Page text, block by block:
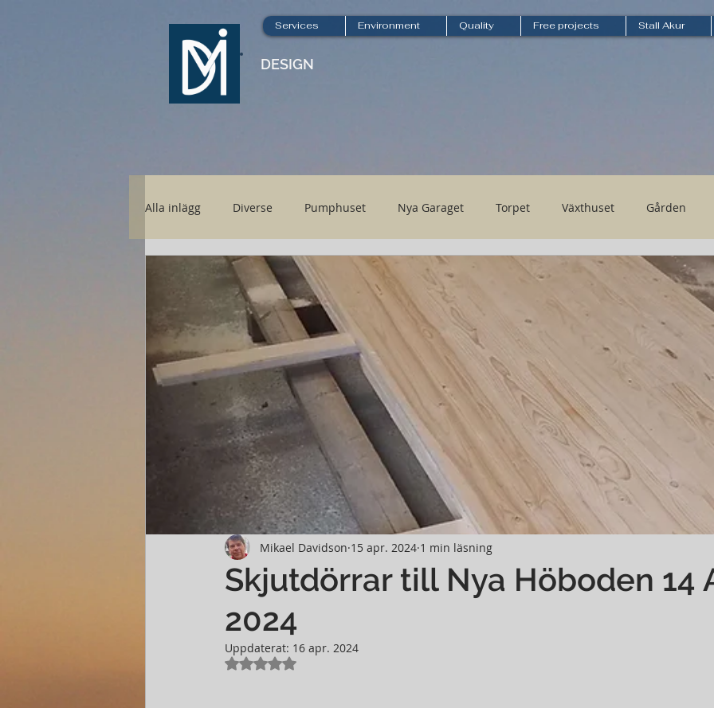
Services Environment Quality Free projects Stall Akur
DESIGN
Alla inlägg Diverse Pumphuset Nya Garaget Torpet Växthuset Gården
Nya Höboden Hönsgård
Skjutdörrar till Nya Höboden 14
2024
Mikael Davidson 15 apr. 2024 1 min läsning
Uppdaterat: 16 apr. 2024
Betygsatt till NaN av 5 stjärnor.